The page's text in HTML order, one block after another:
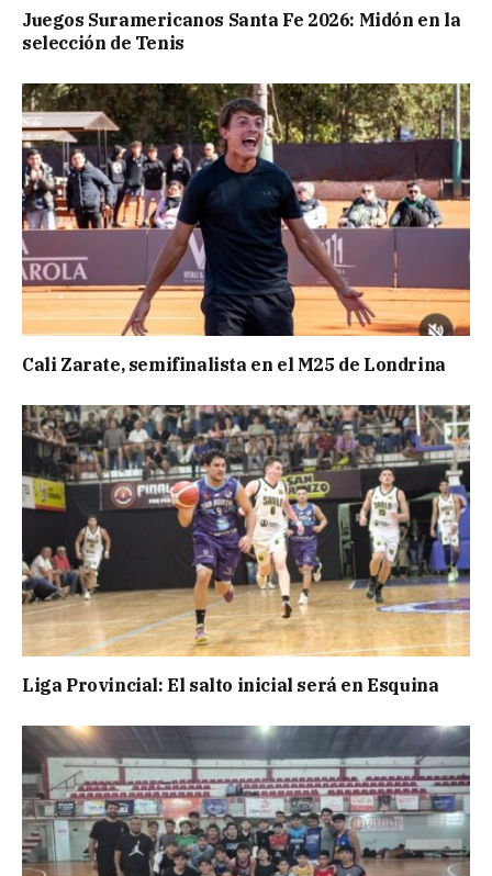
Juegos Suramericanos Santa Fe 2026: Midón en la
selección de Tenis
Cali Zarate, semifinalista en el M25 de Londrina
Liga Provincial: El salto inicial será en Esquina